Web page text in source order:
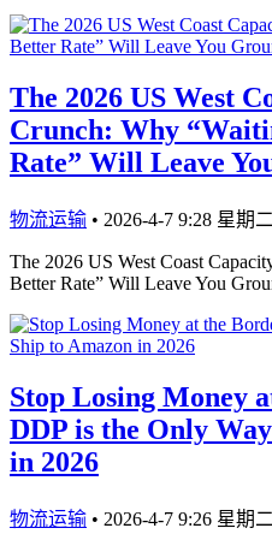
The 2026 US West
Crunch: Why
Rate” Will Leave
物流运输 • 2026-4-7 9:28 星期二
The 2026 US West Coast
Better Rate” Will Leave You
Stop Losing Money
DDP is the Only
in 2026
物流运输 • 2026-4-7 9:26 星期二